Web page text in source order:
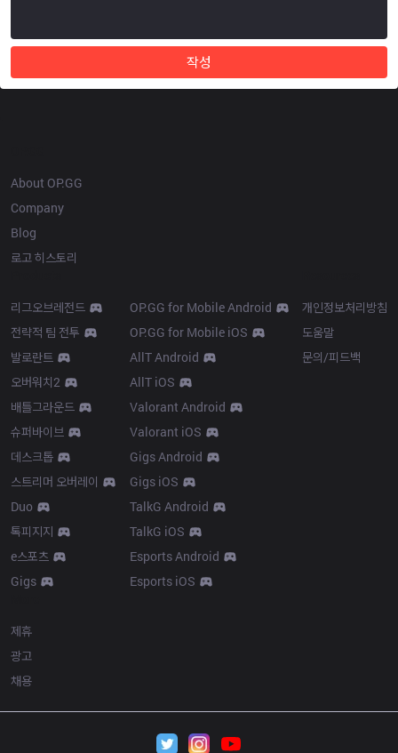
작성
About OP.GG
Company
Blog
로고 히스토리
리그오브레전드
전략적 팀 전투
발로란트
오버워치2
배틀그라운드
슈퍼바이브
데스크톱
스트리머 오버레이
Duo
톡피지지
e스포츠
Gigs
OP.GG for Mobile Android
OP.GG for Mobile iOS
AllT Android
AllT iOS
Valorant Android
Valorant iOS
Gigs Android
Gigs iOS
TalkG Android
TalkG iOS
Esports Android
Esports iOS
개인정보처리방침
도움말
문의/피드백
제휴
광고
채용